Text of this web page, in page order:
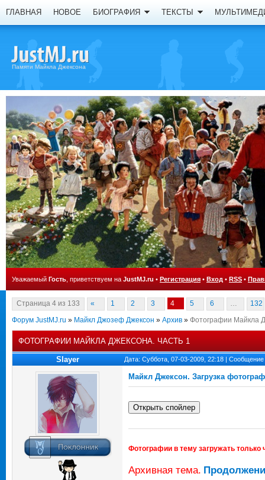
ГЛАВНАЯ НОВОЕ БИОГРАФИЯ ТЕКСТЫ
Памяти Майкла Джексона
Уважаемый Гость , приветствуем на JustMJ.ru • Регистрация • Вход • RSS •
Страница 4 из 133 « 1 2 3 4 5 6 …
132
Форум JustMJ.ru » Майкл Джозеф Джексон » Архив » Фотографии Майкла
ФОТОГРАФИИ МАЙКЛА ДЖЕКСОНА. ЧАСТЬ 1
Slayer Дата: Суббота, 07-03-2009, 22:18 |
Майкл Джексон. Загрузка
Фотографии в тему загружать только
Архивная тема.